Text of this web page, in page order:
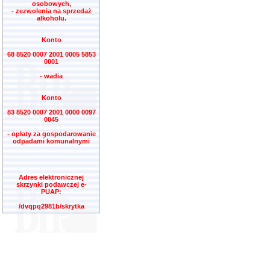
osobowych,
- zezwolenia na sprzedaż
alkoholu.
Konto
68 8520 0007 2001 0005 5853
0001
- wadia
Konto
83 8520 0007 2001 0000 0097
0045
- opłaty za gospodarowanie
odpadami komunalnymi
Adres elektronicznej
skrzynki podawczej e-
PUAP:
/dvqpq2981b/skrytka